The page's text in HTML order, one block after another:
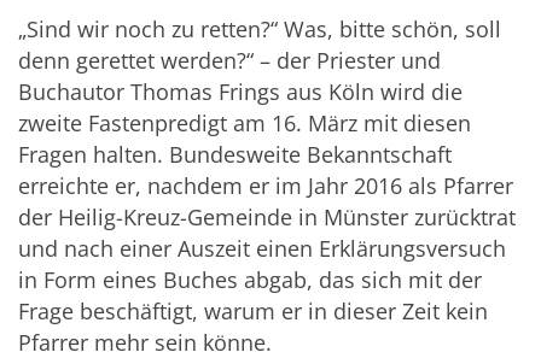
„Sind wir noch zu retten?“ Was, bitte schön, soll
denn gerettet werden?“ – der Priester und
Buchautor Thomas Frings aus Köln wird die
zweite Fastenpredigt am 16. März mit diesen
Fragen halten. Bundesweite Bekanntschaft
erreichte er, nachdem er im Jahr 2016 als Pfarrer
der Heilig-Kreuz-Gemeinde in Münster zurücktrat
und nach einer Auszeit einen Erklärungsversuch
in Form eines Buches abgab, das sich mit der
Frage beschäftigt, warum er in dieser Zeit kein
Pfarrer mehr sein könne.